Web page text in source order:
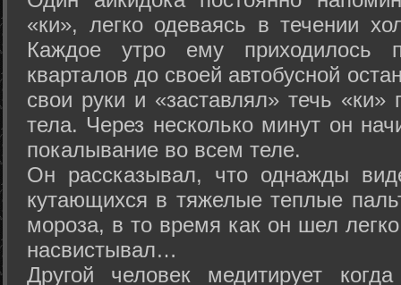
«ки», легко одеваясь в течении
Каждое утро ему приходилось
кварталов до своей автобусной
свои руки и «заставлял» течь «ки»
тела. Через несколько минут он
покалывание во всем теле.
Он рассказывал, что однажды
кутающихся в тяжелые теплые
мороза, в то время как он шел
насвистывал…
Другой человек медитирует